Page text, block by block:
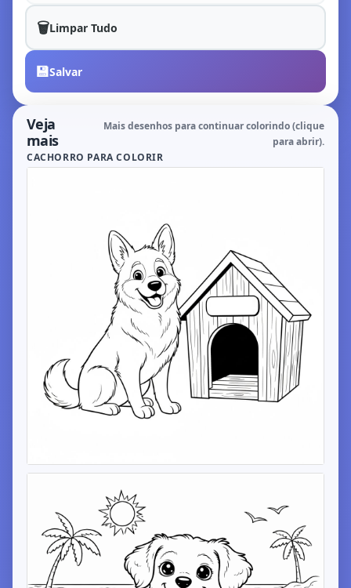
🗑️Limpar Tudo
💾Salvar
Veja
mais
Mais desenhos para continuar colorindo (clique
para abrir).
CACHORRO PARA COLORIR